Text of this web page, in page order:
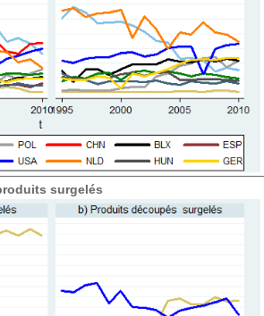
surgelés